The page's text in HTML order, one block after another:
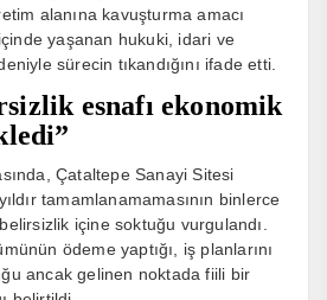
alanına kavuşturma amacı
içinde yaşanan hukuki, idari ve
sürecin tıkandığını ifade etti.
esnafı ekonomik
Çataltepe Sanayi Sitesi
tamamlanamamasının binlerce
içine soktuğu vurgulandı.
ödeme yaptığı, iş planlarını
ancak gelinen noktada fiili bir